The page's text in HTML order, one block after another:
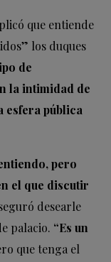
que entiende
los duques
de
la intimidad de
esfera pública
pero
el que discutir
desearle
palacio. “Es un
que tenga el